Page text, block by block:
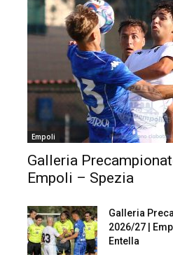
Empoli
Galleria
Empoli – Spezia
Galleria
2026/27 |
Entella